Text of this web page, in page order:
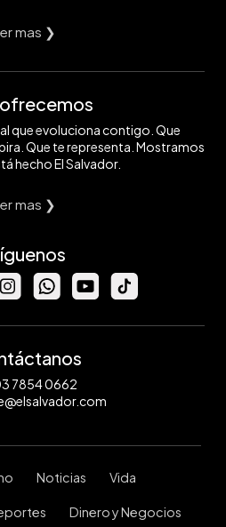
mas ❯
que evoluciona contigo. Que
Que te representa. Mostramos
hecho El Salvador.
mas ❯
7854 0662
Noticias Vida
Dinero y Negocios